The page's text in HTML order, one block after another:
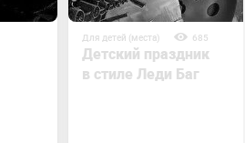
Для детей (места) 685
Детский праздник
в стиле Леди Баг